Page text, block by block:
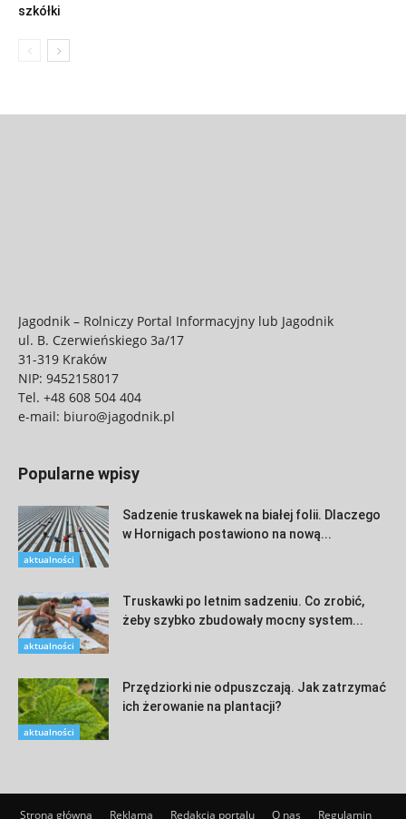
szkółki
Jagodnik – Rolniczy Portal Informacyjny lub Jagodnik
ul. B. Czerwieńskiego 3a/17
31-319 Kraków
NIP: 9452158017
Tel. +48 608 504 404
e-mail: biuro@jagodnik.pl
Popularne wpisy
aktualności
Sadzenie truskawek na białej folii. Dlaczego
w Hornigach postawiono na nową...
aktualności
Truskawki po letnim sadzeniu. Co zrobić,
żeby szybko zbudowały mocny system...
aktualności
Przędziorki nie odpuszczają. Jak zatrzymać
ich żerowanie na plantacji?
Strona główna Reklama Redakcja portalu O nas Regulamin